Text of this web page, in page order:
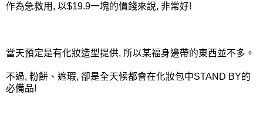
作為急救用, 以$19.9一塊的價錢來說, 非常好!
當天預定是有化妝造型提供, 所以某福身邊帶的東西並不多。
不過, 粉餅、遮瑕, 卻是全天候都會在化妝包中STAND BY的
必備品!